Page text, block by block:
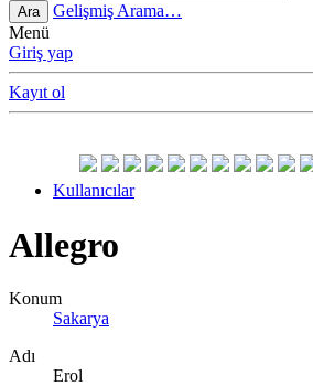
Ara
Gelişmiş Arama…
Menü
Giriş yap
Kayıt ol
Kullanıcılar
Allegro
Konum
Sakarya
Adı
Erol